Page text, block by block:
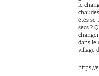
le
étés se
secs ?
dans le
village
https://